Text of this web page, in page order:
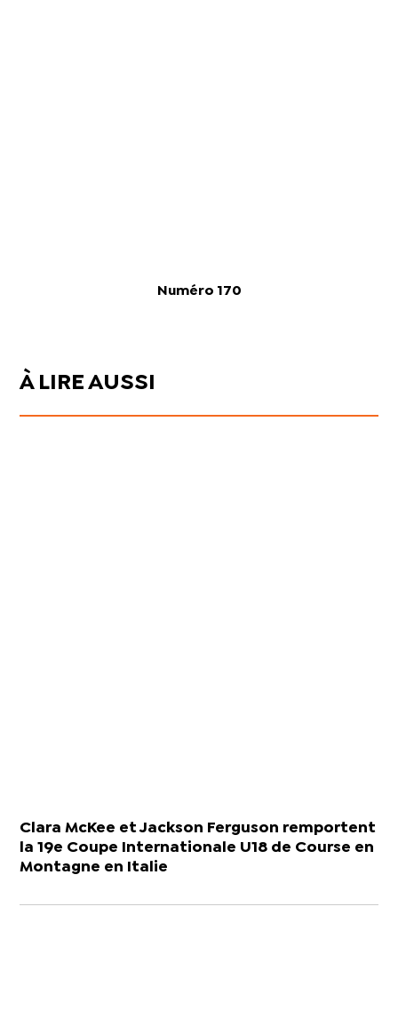
Numéro 170
À LIRE AUSSI
Clara McKee et Jackson Ferguson remportent
la 19e Coupe Internationale U18 de Course en
Montagne en Italie